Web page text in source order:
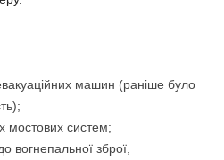
машин (раніше було
мостових систем;
вогнепальної зброї,